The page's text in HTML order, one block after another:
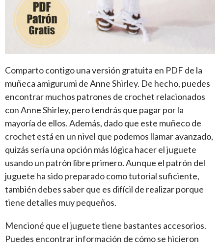
Comparto contigo una versión gratuita en PDF de la
muñeca amigurumi de Anne Shirley. De hecho, puedes
encontrar muchos patrones de crochet relacionados
con Anne Shirley, pero tendrás que pagar por la
mayoría de ellos. Además, dado que este muñeco de
crochet está en un nivel que podemos llamar avanzado,
quizás sería una opción más lógica hacer el juguete
usando un patrón libre primero. Aunque el patrón del
juguete ha sido preparado como tutorial suficiente,
también debes saber que es difícil de realizar porque
tiene detalles muy pequeños.
Mencioné que el juguete tiene bastantes accesorios.
Puedes encontrar información de cómo se hicieron